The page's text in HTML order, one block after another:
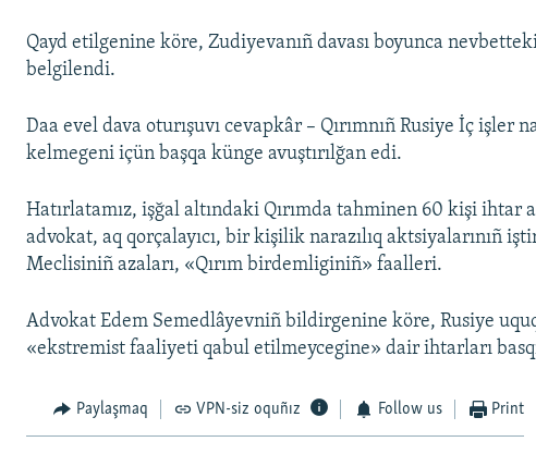
Qayd etilgenine köre, Zudiyevanıñ davası boyunca
belgilendi.
Daa evel dava oturışuvı cevapkâr – Qırımnıñ Rusiye İç işler
kelmegeni içün başqa künge avuştırılğan edi.
Hatırlatamız, işğal altındaki Qırımda tahminen 60 kişi ihtar
advokat, aq qorçalayıcı, bir kişilik narazılıq aktsiyalarınıñ
Meclisiniñ azaları, «Qırım birdemliginiñ» faalleri.
Advokat Edem Semedlâyevniñ bildirgenine köre, Rusiye uquq
«ekstremist faaliyeti qabul etilmeycegine» dair ihtarları
Paylaşmaq VPN-siz oquñız Follow us Print